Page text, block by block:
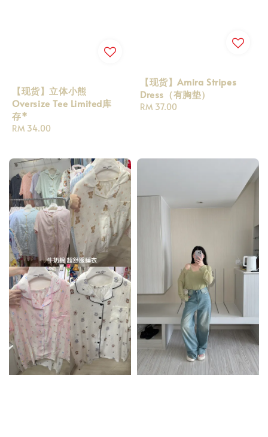
【现货】立体小熊
Oversize Tee Limited库
存*
Regular
RM 34.00
【现货】Amira Stripes
Dress（有胸垫）
Regular
RM 37.00